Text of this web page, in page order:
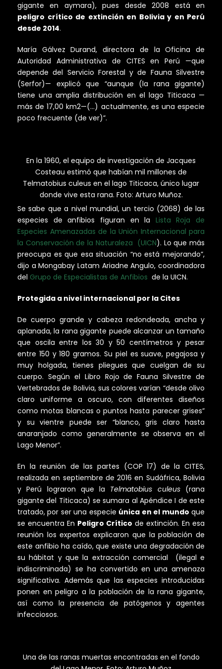
gigante en aymara), pues desde 2008 está en
peligro crítico de extinción en Bolivia y en Perú
desde 2014.
María Gálvez Durand, directora de la Oficina de
Autoridad Administrativa de CITES en Perú —que
depende del Servicio Forestal y de Fauna Silvestre
(Serfor)— explicó que “aunque (la rana gigante)
tiene una amplia distribución en el lago Titicaca —
más de 17,00 km2—(…) actualmente, es una especie
poco frecuente (de ver)”.
En la 1960, el equipo de investigación de Jacques
Costeau estimó que habían mil millones de
Telmatobius culeus en el lago Titicaca, único lugar
donde vive esta rana. Foto: Arturo Muñoz.
Se sabe que a nivel mundial, un tercio (2068) de las
especies de anfibios figuran en la Lista Roja de
Especies Amenazadas de la Unión Internacional para
la Conservación de la Naturaleza (UICN). Lo que más
preocupa es que esa situación “no está mejorando”,
dijo a Mongabay Latam Ariadne Angulo, coordinadora
del Grupo de Especialistas de Anfibios de la UICN.
Protegida a nivel internacional por la Cites
De cuerpo grande y cabeza redondeada, ancha y
aplanada, la rana gigante puede alcanzar un tamaño
que oscila entre los 30 y 50 centímetros y pesar
entre 150 y 180 gramos. Su piel es suave, pegajosa y
muy holgada, tienes pliegues que cuelgan de su
cuerpo. Según el Libro Rojo de Fauna Silvestre de
Vertebrados de Bolivia, sus colores varían “desde olivo
claro uniforme a oscuro, con diferentes diseños
como motas blancas o puntos hasta parecer grises”
y su vientre puede ser “blanco, gris claro hasta
anaranjado como generalmente se observa en el
Lago Menor”.
En la reunión de las partes (COP 17) de la CITES,
realizada en septiembre de 2016 en Sudáfrica, Bolivia
y Perú lograron que la Telmatobius culeus(rana
gigante del Titicaca) se sumara al Apéndice I de este
tratado, por ser una especie única en el mundo que
se encuentra En Peligro Crítico de extinción. En esa
reunión los expertos explicaron que la población de
este anfibio ha caído, que existe una degradación de
su hábitat y que la extracción comercial (ilegal e
indiscriminada) se ha convertido en una amenaza
significativa. Además que las especies introducidas
ponen en peligro a la población de la rana gigante,
así como la presencia de patógenos y agentes
infecciosos.
Una de las ranas muertas encontradas en el fondo